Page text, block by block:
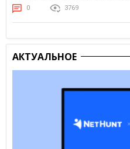
0 3769
АКТУАЛЬНОЕ